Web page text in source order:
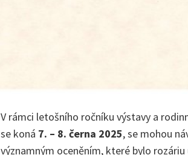
V rámci letošního ročníku výstavy a
se koná 7. – 8. černa 2025, se mohou
významným oceněním, které bylo